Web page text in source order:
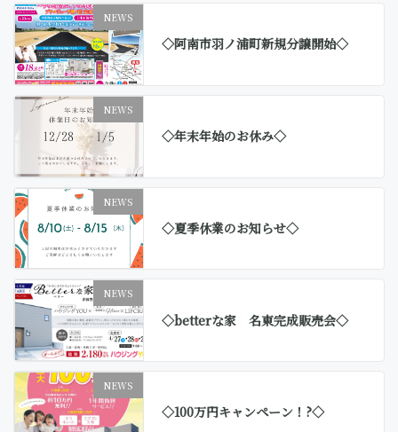
NEWS
◇阿南市羽ノ浦町新規分譲開始◇
NEWS
◇年末年始のお休み◇
NEWS
◇夏季休業のお知らせ◇
NEWS
◇betterな家 名東完成販売会◇
NEWS
◇100万円キャンペーン！?◇